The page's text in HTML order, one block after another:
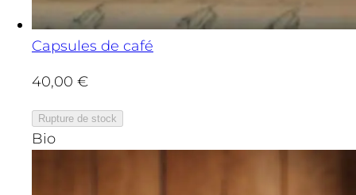
Capsules de café
40,00 €
Rupture de stock
Bio